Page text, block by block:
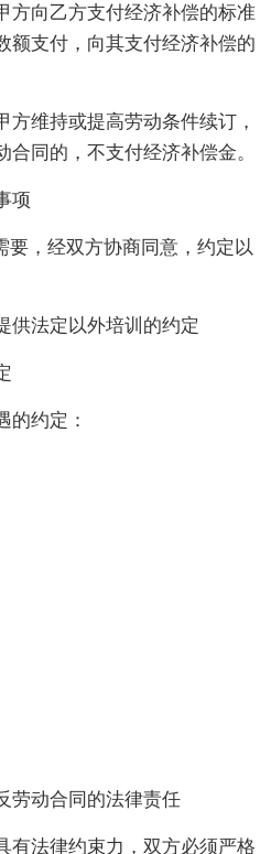
方向乙方支付经济补偿的标准
额支付，向其支付经济补偿的
方维持或提高劳动条件续订，
同的，不支付经济补偿金。
项
要，经双方协商同意，约定以
供法定以外培训的约定
的约定：
劳动合同的法律责任
有法律约束力，双方必须严格